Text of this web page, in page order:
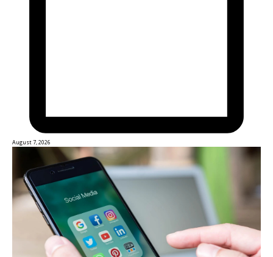
August 7, 2026